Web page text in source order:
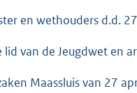
en wethouders d.d.
van de Jeugdwet en
Maassluis van 27